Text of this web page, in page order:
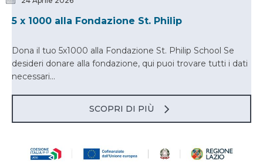
5 x 1000 alla Fondazione St. Philip
Dona il tuo 5x1000 alla Fondazione St. Philip School Se
desideri donare alla fondazione, qui puoi trovare tutti i dati
necessari...
SCOPRI DI PIÙ